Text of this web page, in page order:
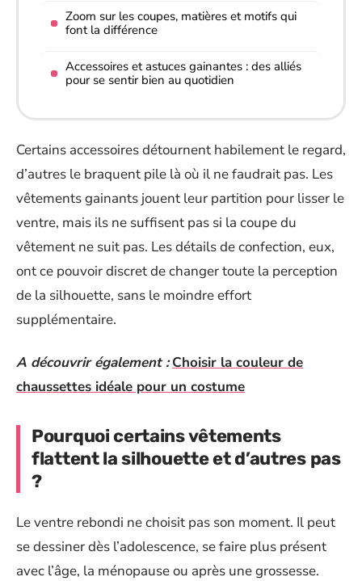
Zoom sur les coupes, matières et motifs qui
font la différence
Accessoires et astuces gainantes : des alliés
pour se sentir bien au quotidien
Certains accessoires détournent habilement le regard,
d’autres le braquent pile là où il ne faudrait pas. Les
vêtements gainants jouent leur partition pour lisser le
ventre, mais ils ne suffisent pas si la coupe du
vêtement ne suit pas. Les détails de confection, eux,
ont ce pouvoir discret de changer toute la perception
de la silhouette, sans le moindre effort
supplémentaire.
A découvrir également : Choisir la couleur de
chaussettes idéale pour un costume
Pourquoi certains vêtements
flattent la silhouette et d’autres pas
?
Le ventre rebondi ne choisit pas son moment. Il peut
se dessiner dès l’adolescence, se faire plus présent
avec l’âge, la ménopause ou après une grossesse.